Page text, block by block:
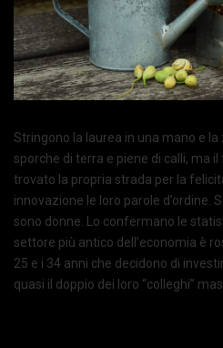
Stringono la laurea in una mano e la
sporche di terra e piene di calli, ma
trovato la propria strada per la
innovazione le loro parole d’ordine.
sono donne. Lo confermano le
settore più antico dell’economia è
25 e i 34 anni che decidono di
quasi il doppio dei loro “colleghi”